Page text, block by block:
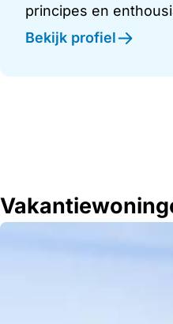
principes en
Bekijk profiel